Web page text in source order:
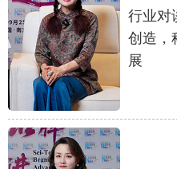
Русский язык
Deutsch Português
行业对
创造，
展